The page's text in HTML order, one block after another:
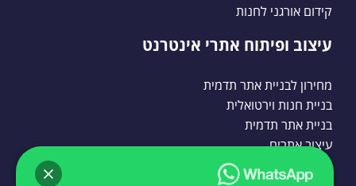
קידום אורגני לחנות
עיצוב ופיתוח אתרי אינטרנט
מחירון לבניית אתר תדמית
בניית חנות וירטואלית
בניית אתר תדמית
עיצוב אתרים